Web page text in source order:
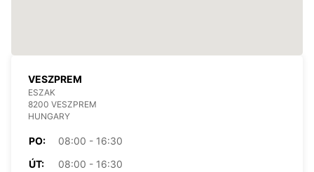
VESZPREM
ESZAK
8200 VESZPREM
HUNGARY
PO:
08:00 - 16:30
ÚT:
08:00 - 16:30